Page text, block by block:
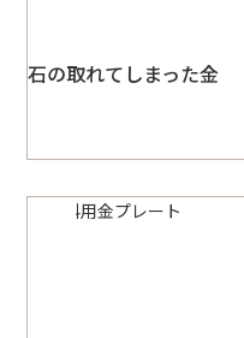
石の取れてしまった金